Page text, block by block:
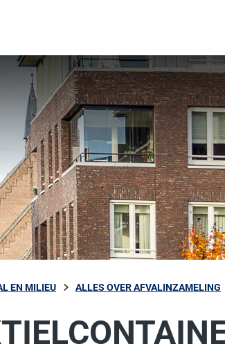
EN MILIEU ALLES OVER AFVALINZAMELING